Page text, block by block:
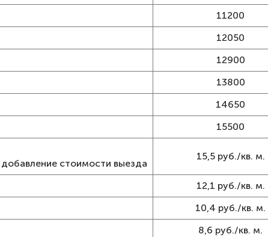
11200
12050
12900
13800
14650
15500
стоимости выезда
15,5 руб./кв. м.
12,1 руб./кв. м.
10,4 руб./кв. м.
8,6 руб./кв. м.